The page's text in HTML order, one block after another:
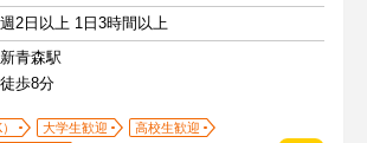
週2日以上 1日3時間以上
新青森駅
徒歩8分
大学生歓迎
高校生歓迎